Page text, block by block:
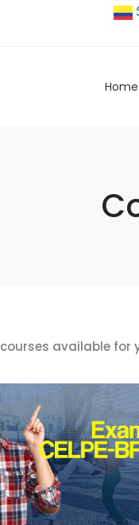
Home
courses available for